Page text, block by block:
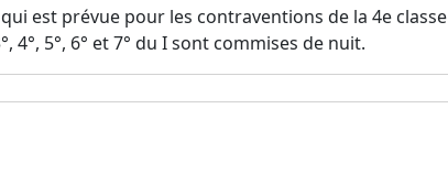
est prévue pour les contraventions de la 4e classe
4°, 5°, 6° et 7° du I sont commises de nuit.